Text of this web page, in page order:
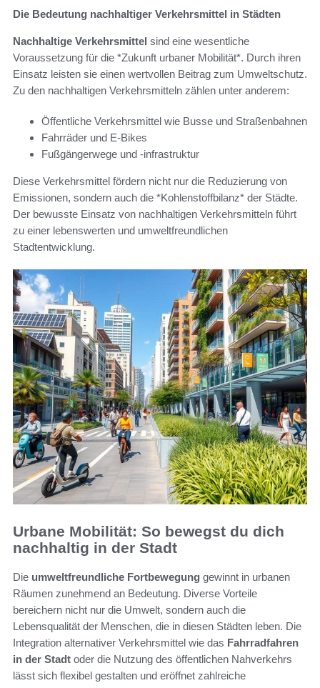
Die Bedeutung nachhaltiger Verkehrsmittel in Städten
Nachhaltige Verkehrsmittel sind eine wesentliche
Voraussetzung für die *Zukunft urbaner Mobilität*. Durch ihren
Einsatz leisten sie einen wertvollen Beitrag zum Umweltschutz.
Zu den nachhaltigen Verkehrsmitteln zählen unter anderem:
Öffentliche Verkehrsmittel wie Busse und Straßenbahnen
Fahrräder und E-Bikes
Fußgängerwege und -infrastruktur
Diese Verkehrsmittel fördern nicht nur die Reduzierung von
Emissionen, sondern auch die *Kohlenstoffbilanz* der Städte.
Der bewusste Einsatz von nachhaltigen Verkehrsmitteln führt
zu einer lebenswerten und umweltfreundlichen
Stadtentwicklung.
Urbane Mobilität: So bewegst du dich
nachhaltig in der Stadt
Die umweltfreundliche Fortbewegung gewinnt in urbanen
Räumen zunehmend an Bedeutung. Diverse Vorteile
bereichern nicht nur die Umwelt, sondern auch die
Lebensqualität der Menschen, die in diesen Städten leben. Die
Integration alternativer Verkehrsmittel wie das Fahrradfahren
in der Stadt oder die Nutzung des öffentlichen Nahverkehrs
lässt sich flexibel gestalten und eröffnet zahlreiche